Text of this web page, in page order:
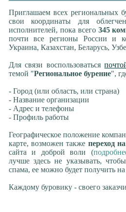
Приглашаем всех региональных
свои координаты для
исполнителей, пока всего 345
почти все регионы России и
Украина, Казахстан, Беларусь,
Для связи воспользоваться
темой "Региональное бурение",
- Город (или область, или страна)
- Название организации
- Адрес и телефоны
- Профиль работы
Географическое положение
карте, возможен также переход
сайта и доброй воли (
лучше здесь не указывать,
спама, ее можно будет получить
Каждому буровику - своего